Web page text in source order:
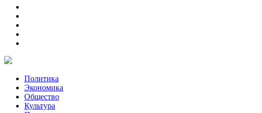
Политика
Экономика
Общество
Культура